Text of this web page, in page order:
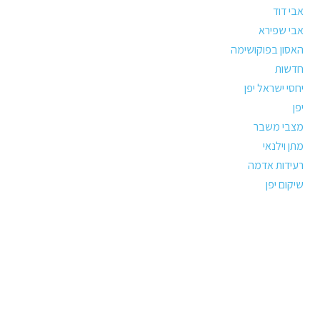
אבי דוד
אבי שפירא
האסון בפוקושימה
חדשות
יחסי ישראל יפן
יפן
מצבי משבר
מתן וילנאי
רעידות אדמה
שיקום יפן